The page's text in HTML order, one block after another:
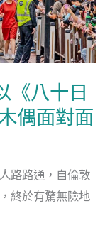
《八十日
偶面對面
路路通，自倫敦
終於有驚無險地